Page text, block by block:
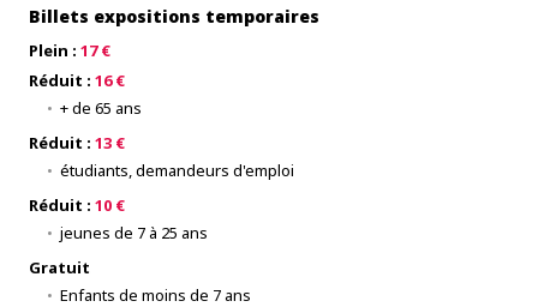
Billets expositions temporaires
Plein : 17 €
Réduit : 16 €
+ de 65 ans
Réduit : 13 €
étudiants, demandeurs d'emploi
Réduit : 10 €
jeunes de 7 à 25 ans
Gratuit
Enfants de moins de 7 ans